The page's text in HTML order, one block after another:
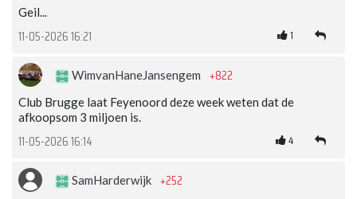
Geil...
11-05-2026 16:21 1
WimvanHaneJansengem +822
Club Brugge laat Feyenoord deze week weten dat de
afkoopsom 3 miljoen is.
11-05-2026 16:14 4
SamHarderwijk +252